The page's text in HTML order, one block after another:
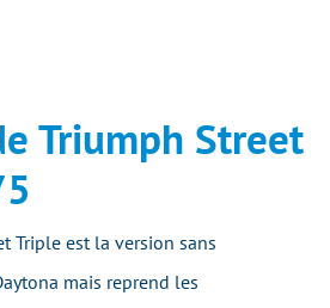
Triumph Street
Triple est la version sans
mais reprend les